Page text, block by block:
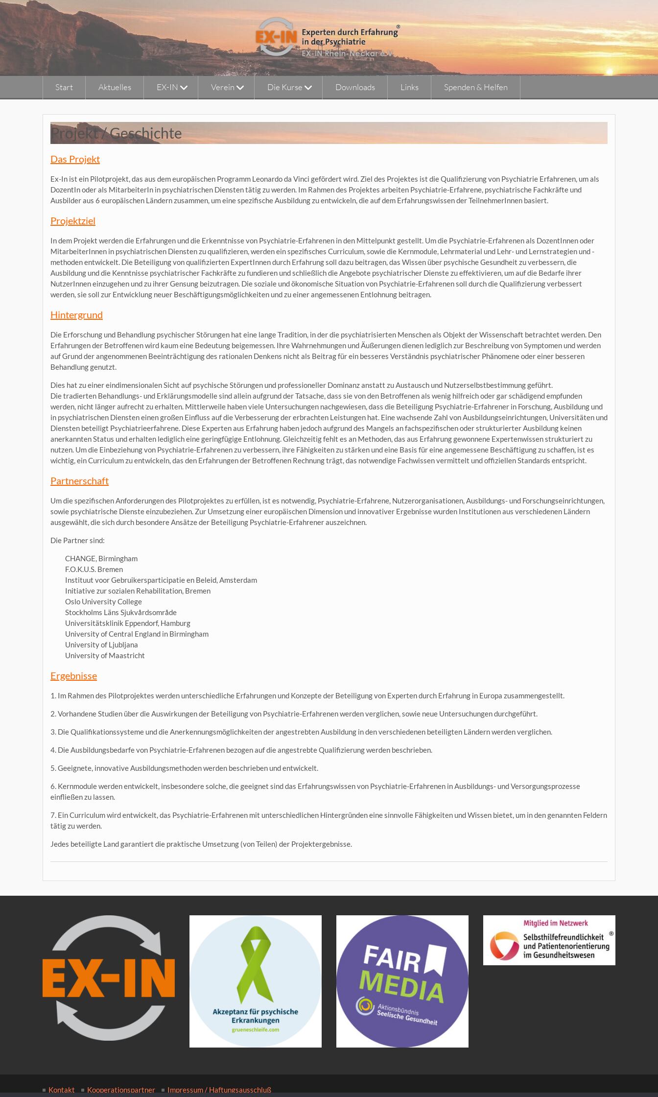
Skip
content
Start Aktuelles EX-IN Verein Die Kurse Downloads Links Spenden & Helfen
Projekt / Geschichte
Das Projekt
Ex-In ist ein Pilotprojekt, das aus dem europäischen Programm Leonardo da Vinci gefördert wird. Ziel des Projektes ist die Qualifizierung von Psychiatrie Erfahrenen, um als
DozentIn oder als MitarbeiterIn in psychiatrischen Diensten tätig zu werden. Im Rahmen des Projektes arbeiten Psychiatrie-Erfahrene, psychiatrische Fachkräfte und
Ausbilder aus 6 europäischen Ländern zusammen, um eine spezifische Ausbildung zu entwickeln, die auf dem Erfahrungswissen der TeilnehmerInnen basiert.
Projektziel
In dem Projekt werden die Erfahrungen und die Erkenntnisse von Psychiatrie-Erfahrenen in den Mittelpunkt gestellt. Um die Psychiatrie-Erfahrenen als DozentInnen oder
MitarbeiterInnen in psychiatrischen Diensten zu qualifizieren, werden ein spezifisches Curriculum, sowie die Kernmodule, Lehrmaterial und Lehr- und Lernstrategien und -
methoden entwickelt. Die Beteiligung von qualifizierten ExpertInnen durch Erfahrung soll dazu beitragen, das Wissen über psychische Gesundheit zu verbessern, die
Ausbildung und die Kenntnisse psychiatrischer Fachkräfte zu fundieren und schließlich die Angebote psychiatrischer Dienste zu effektivieren, um auf die Bedarfe ihrer
NutzerInnen einzugehen und zu ihrer Gensung beizutragen. Die soziale und ökonomische Situation von Psychiatrie-Erfahrenen soll durch die Qualifizierung verbessert
werden, sie soll zur Entwicklung neuer Beschäftigungsmöglichkeiten und zu einer angemessenen Entlohnung beitragen.
Hintergrund
Die Erforschung und Behandlung psychischer Störungen hat eine lange Tradition, in der die psychiatrisierten Menschen als Objekt der Wissenschaft betrachtet werden. Den
Erfahrungen der Betroffenen wird kaum eine Bedeutung beigemessen. Ihre Wahrnehmungen und Äußerungen dienen lediglich zur Beschreibung von Symptomen und werden
auf Grund der angenommenen Beeinträchtigung des rationalen Denkens nicht als Beitrag für ein besseres Verständnis psychiatrischer Phänomene oder einer besseren
Behandlung genutzt.
Dies hat zu einer eindimensionalen Sicht auf psychische Störungen und professioneller Dominanz anstatt zu Austausch und Nutzerselbstbestimmung geführt.
Die tradierten Behandlungs- und Erklärungsmodelle sind allein aufgrund der Tatsache, dass sie von den Betroffenen als wenig hilfreich oder gar schädigend empfunden
werden, nicht länger aufrecht zu erhalten. Mittlerweile haben viele Untersuchungen nachgewiesen, dass die Beteiligung Psychiatrie-Erfahrener in Forschung, Ausbildung und
in psychiatrischen Diensten einen großen Einfluss auf die Verbesserung der erbrachten Leistungen hat. Eine wachsende Zahl von Ausbildungseinrichtungen, Universitäten und
Diensten beteiligt Psychiatrieerfahrene. Diese Experten aus Erfahrung haben jedoch aufgrund des Mangels an fachspezifischen oder strukturierter Ausbildung keinen
anerkannten Status und erhalten lediglich eine geringfügige Entlohnung. Gleichzeitig fehlt es an Methoden, das aus Erfahrung gewonnene Expertenwissen strukturiert zu
nutzen. Um die Einbeziehung von Psychiatrie-Erfahrenen zu verbessern, ihre Fähigkeiten zu stärken und eine Basis für eine angemessene Beschäftigung zu schaffen, ist es
wichtig, ein Curriculum zu entwickeln, das den Erfahrungen der Betroffenen Rechnung trägt, das notwendige Fachwissen vermittelt und offiziellen Standards entspricht.
Partnerschaft
Um die spezifischen Anforderungen des Pilotprojektes zu erfüllen, ist es notwendig, Psychiatrie-Erfahrene, Nutzerorganisationen, Ausbildungs- und Forschungseinrichtungen,
sowie psychiatrische Dienste einzubeziehen. Zur Umsetzung einer europäischen Dimension und innovativer Ergebnisse wurden Institutionen aus verschiedenen Ländern
ausgewählt, die sich durch besondere Ansätze der Beteiligung Psychiatrie-Erfahrener auszeichnen.
Die Partner sind:
CHANGE, Birmingham
F.O.K.U.S. Bremen
Instituut voor Gebruikersparticipatie en Beleid, Amsterdam
Initiative zur sozialen Rehabilitation, Bremen
Oslo University College
Stockholms Läns Sjukvårdsområde
Universitätsklinik Eppendorf, Hamburg
University of Central England in Birmingham
University of Ljubljana
University of Maastricht
Ergebnisse
1. Im Rahmen des Pilotprojektes werden unterschiedliche Erfahrungen und Konzepte der Beteiligung von Experten durch Erfahrung in Europa zusammengestellt.
2. Vorhandene Studien über die Auswirkungen der Beteiligung von Psychiatrie-Erfahrenen werden verglichen, sowie neue Untersuchungen durchgeführt.
3. Die Qualifikationssysteme und die Anerkennungsmöglichkeiten der angestrebten Ausbildung in den verschiedenen beteiligten Ländern werden verglichen.
4. Die Ausbildungsbedarfe von Psychiatrie-Erfahrenen bezogen auf die angestrebte Qualifizierung werden beschrieben.
5. Geeignete, innovative Ausbildungsmethoden werden beschrieben und entwickelt.
6. Kernmodule werden entwickelt, insbesondere solche, die geeignet sind das Erfahrungswissen von Psychiatrie-Erfahrenen in Ausbildungs- und Versorgungsprozesse
einfließen zu lassen.
7. Ein Curriculum wird entwickelt, das Psychiatrie-Erfahrenen mit unterschiedlichen Hintergründen eine sinnvolle Fähigkeiten und Wissen bietet, um in den genannten Feldern
tätig zu werden.
Jedes beteiligte Land garantiert die praktische Umsetzung (von Teilen) der Projektergebnisse.
Kontakt Kooperationspartner
Impressum / Haftungsausschluß